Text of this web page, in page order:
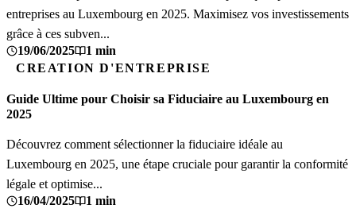
entreprises au Luxembourg en 2025. Maximisez vos investissements
grâce à ces subven...
19/06/2025
1 min
CREATION D'ENTREPRISE
Guide Ultime pour Choisir sa Fiduciaire au Luxembourg en
2025
Découvrez comment sélectionner la fiduciaire idéale au
Luxembourg en 2025, une étape cruciale pour garantir la conformité
légale et optimise...
16/04/2025
1 min